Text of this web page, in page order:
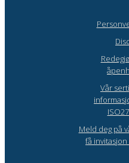
Vår
Meld deg på
få